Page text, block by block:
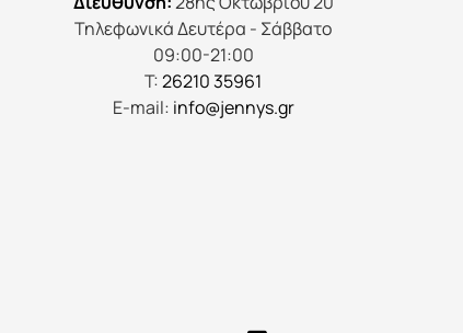
Τηλεφωνικά Δευτέρα - Σάββατο
09:00-21:00
Τ:26210 35961
E-mail: info@jennys.gr